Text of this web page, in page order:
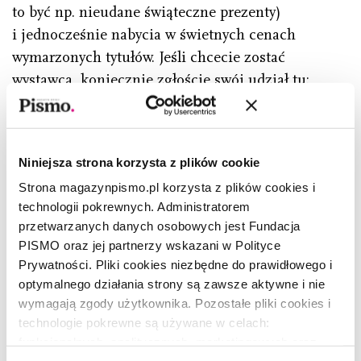
Niniejsza strona korzysta z plików cookie
Strona magazynpismo.pl korzysta z plików cookies i
technologii pokrewnych. Administratorem
przetwarzanych danych osobowych jest Fundacja
PISMO oraz jej partnerzy wskazani w Polityce
Prywatności. Pliki cookies niezbędne do prawidłowego i
optymalnego działania strony są zawsze aktywne i nie
wymagają zgody użytkownika. Pozostałe pliki cookies i
technologie pokrewne są używane w celach:
to być np. nieudane świąteczne prezenty)
i jednocześnie nabycia w świetnych cenach
wymarzonych tytułów. Jeśli chcecie zostać
wystawcą, koniecznie zgłoście swój udział tu:
info@literatura.wroclaw.pl.
W tygodniu wybierzcie się do teatru –
proponujemy na przykład Wrocławski Teatr
i 10 lutego, czyliUwolnienieZenona Fajfera
w reżyserii Kuby Kowalskiego.
Jeśli zaś należycie do osób, które od chodzenia na
koncerty wolą same sobie podśpiewywać, weźcie
udział w spotkaniachChóru Melomana. Jak
zapewniają organizatorzy: „Nie trzeba umieć
czytać nut ani być na każdej próbie. Wiek też nie